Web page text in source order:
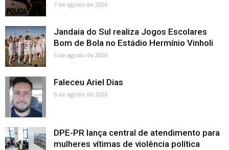
7 de agosto de 2026
Jandaia do Sul realiza Jogos Escolares
Bom de Bola no Estádio Hermínio Vinholi
6 de agosto de 2026
Faleceu Ariel Dias
6 de agosto de 2026
DPE-PR lança central de atendimento para
mulheres vítimas de violência política